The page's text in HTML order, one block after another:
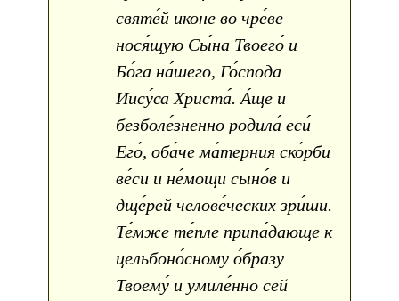
святе́й иконе во чре́ве
нося́щую Сы́на Твоего́ и
Бо́га на́шего, Го́спода
Иису́са Христа́. А́ще и
безболе́зненно родила́ еси́
Его́, оба́че ма́терния ско́рби
ве́си и не́мощи сыно́в и
дще́рей челове́ческих зри́ши.
Те́мже те́пле припа́дающе к
цельбоно́сному о́бразу
Твоему́ и умиле́нно сей